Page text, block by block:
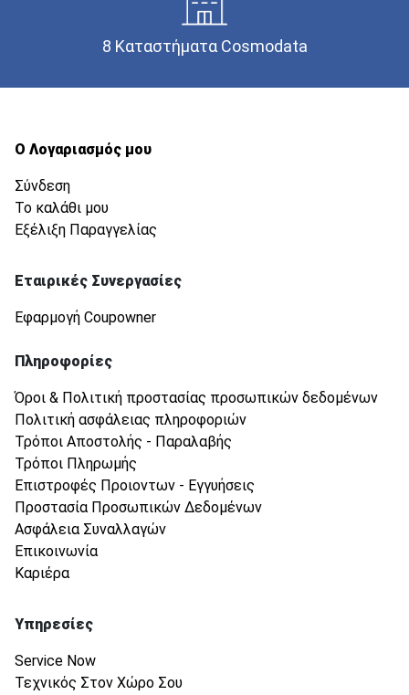
8 Καταστήματα Cosmodata
Ο Λογαριασμός μου
Σύνδεση
Το καλάθι μου
Εξέλιξη Παραγγελίας
Εταιρικές Συνεργασίες
Εφαρμογή Coupowner
Πληροφορίες
Όροι & Πολιτική προστασίας προσωπικών δεδομένων
Πολιτική ασφάλειας πληροφοριών
Τρόποι Αποστολής - Παραλαβής
Τρόποι Πληρωμής
Επιστροφές Προιοντων - Εγγυήσεις
Προστασία Προσωπικών Δεδομένων
Ασφάλεια Συναλλαγών
Επικοινωνία
Καριέρα
Υπηρεσίες
Service Now
Τεχνικός Στον Χώρο Σου